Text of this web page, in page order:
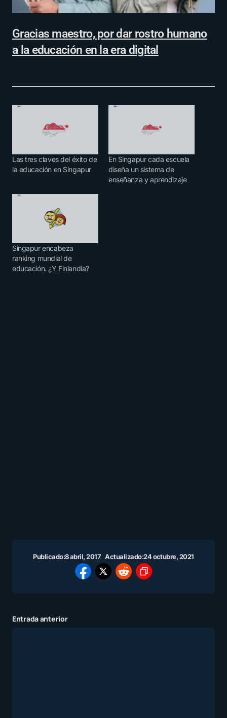
Gracias maestro, por dar rostro humano
a la educación en la era digital
Las tres claves del éxito de
la educación en Singapur
En Singapur cada escuela
diseña un sistema de
enseñanza y aprendizaje
Singapur encabeza
ranking mundial de
educación. ¿Y Finlandia?
Publicado:8 abril, 2017 Actualizado:24 octubre, 2021
Entrada anterior